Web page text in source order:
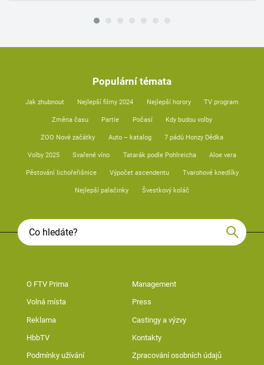
Populární témata
Jak zhubnout Nejlepší filmy 2024 Nejlepší horory TV program
Změna času Partie Počasí Kdy budou volby
ZOO Nové začátky Auto – katalog 7 pádů Honzy Dědka
Volby 2025 Svařené víno Tatarák podle Pohlreicha Aloe vera
Pěstování lichořeřišnice Výpočet ascendentu Tvarohové knedlíky
Nejlepší palačinky Švestkový koláč
O FTV Prima Management
Volná místa Press
Reklama Castingy a výzvy
HbbTV Kontakty
Podmínky užívání Zpracování osobních údajů